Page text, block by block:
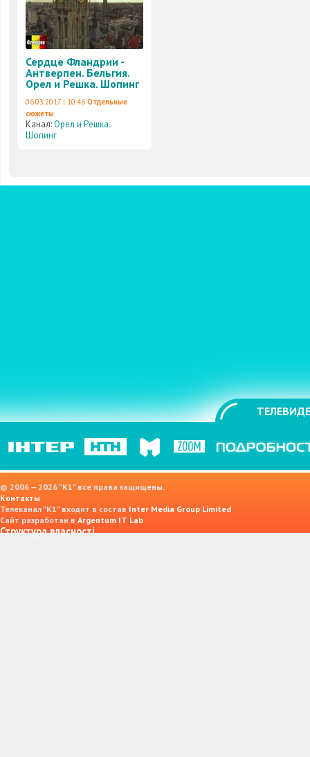
Сердце Фландрии -
Антверпен. Бельгия.
Орел и Решка. Шопинг
06.03.2017 | 10:46 Отдельные
сюжеты
Канал:Орел и Решка.
Шопинг
© 2006 — 2026 "K1" все права защищены.
Контакты
Телеканал "К1" входит в состав Inter Media Group Limited
Сайт разработан в Argentum IT Lab
Структура власності